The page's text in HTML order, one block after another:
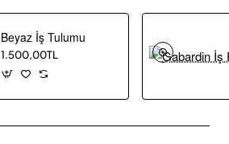
Beyaz İş Tulumu
1.500,00TL